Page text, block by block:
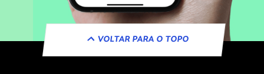
VOLTAR PARA O TOPO